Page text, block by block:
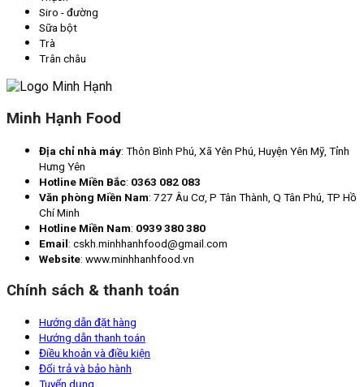
Siro - đường
Sữa bột
Trà
Trân châu
Minh Hạnh Food
Địa chỉ nhà máy: Thôn Bình Phú, Xã Yên Phú, Huyện Yên Mỹ, Tỉnh
Hưng Yên
Hotline Miền Bắc: 0363 082 083
Văn phòng Miền Nam: 727 Âu Cơ, P Tân Thành, Q Tân Phú, TP Hồ
Chí Minh
Hotline Miền Nam: 0939 380 380
Email: cskh.minhhanhfood@gmail.com
Website: www.minhhanhfood.vn
Chính sách & thanh toán
Hướng dẫn đặt hàng
Hướng dẫn thanh toán
Điều khoản và điều kiện
Đổi trả và bảo hành
Tuyển dụng